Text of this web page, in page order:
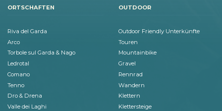
ORTSCHAFTEN
Riva del Garda
Arco
Torbole sul Garda & Nago
Ledrotal
Comano
Tenno
Dro & Drena
Valle dei Laghi
OUTDOOR
Outdoor Friendly Unterkünfte
Touren
Mountainbike
Gravel
Rennrad
Wandern
Klettern
Klettersteige